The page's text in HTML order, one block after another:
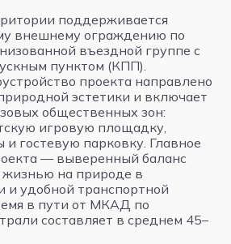
поддерживается
внешнему ограждению по
въездной группе с
пунктом (КПП).
проекта направлено
эстетики и включает
общественных зон:
игровую площадку,
и гостевую парковку. Главное
— выверенный баланс
на природе в
и удобной транспортной
в пути от МКАД по
составляет в среднем 45–